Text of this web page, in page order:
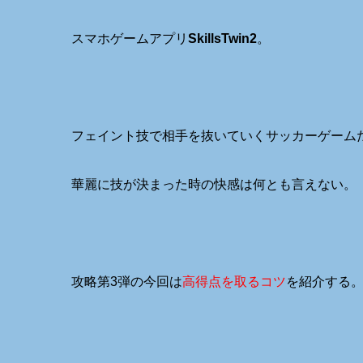
スマホゲームアプリ SkillsTwin2。
フェイント技で相手を抜いていくサッカーゲーム
華麗に技が決まった時の快感は何とも言えない。
攻略第3弾の今回は高得点を取るコツを紹介する。